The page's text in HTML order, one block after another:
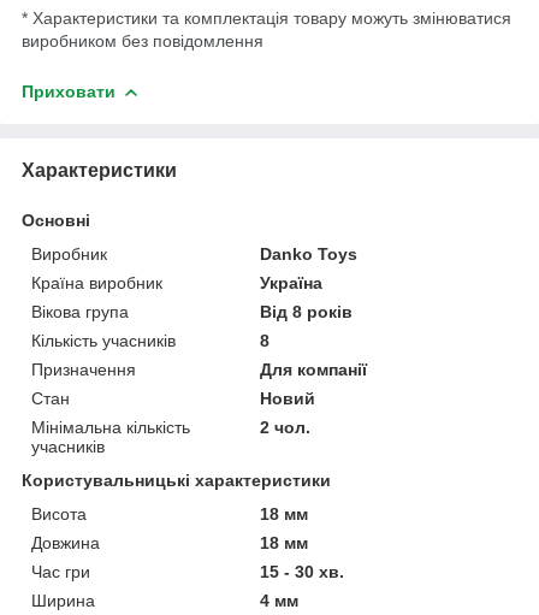
* Характеристики та комплектація товару можуть змінюватися
виробником без повідомлення
Приховати
Характеристики
Основні
Виробник
Danko Toys
Країна виробник
Україна
Вікова група
Від 8 років
Кількість учасників
8
Призначення
Для компанії
Стан
Новий
Мінімальна кількість
учасників
2 чол.
Користувальницькі характеристики
Висота
18 мм
Довжина
18 мм
Час гри
15 - 30 хв.
Ширина
4 мм